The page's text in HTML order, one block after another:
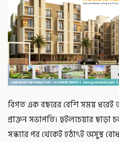
বিগত এক বছরের বেশি সময় ধরেই
প্রাক্তন সভাপতি। হুইলচেয়ার
সন্ধ্যার পর থেকেই হঠাৎই অসুস্থ